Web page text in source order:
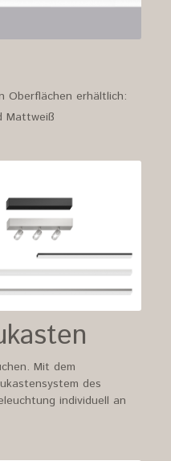
Oberflächen erhältlich:
Mattweiß
Mit dem
des
individuell an